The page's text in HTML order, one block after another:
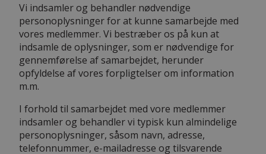
Vi indsamler og behandler nødvendige
personoplysninger for at kunne samarbejde med
vores medlemmer. Vi bestræber os på kun at
indsamle de oplysninger, som er nødvendige for
gennemførelse af samarbejdet, herunder
opfyldelse af vores forpligtelser om information
m.m.
I forhold til samarbejdet med vore medlemmer
indsamler og behandler vi typisk kun almindelige
personoplysninger, såsom navn, adresse,
telefonnummer, e-mailadresse og tilsvarende